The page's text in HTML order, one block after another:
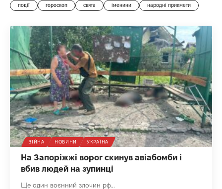
події гороскоп свята іменини народні прикмети
ВІЙНА НОВИНИ УКРАЇНА
На Запоріжжі ворог скинув авіабомби і
вбив людей на зупинці
Ще один воєнний злочин рф...